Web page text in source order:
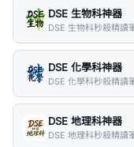
DSE 生物科神器
DSE 生物科秒殺精讀
DSE 化學科神器
DSE 化學科秒殺精讀
DSE 地理科神器
DSE 地理科秒殺精讀